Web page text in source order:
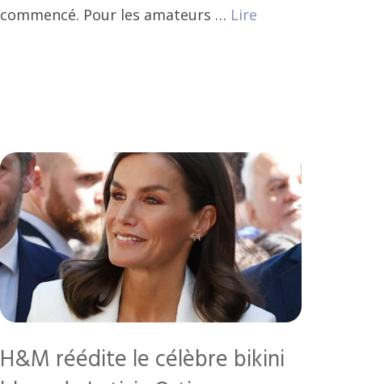
commencé. Pour les amateurs … Lire
H&M réédite le célèbre bikini